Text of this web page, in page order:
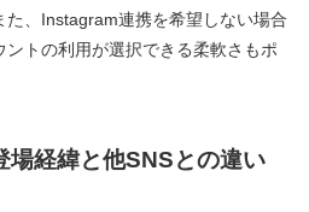
、Instagram連携を希望しない場合
トの利用が選択できる柔軟さもポ
経緯と他SNSとの違い